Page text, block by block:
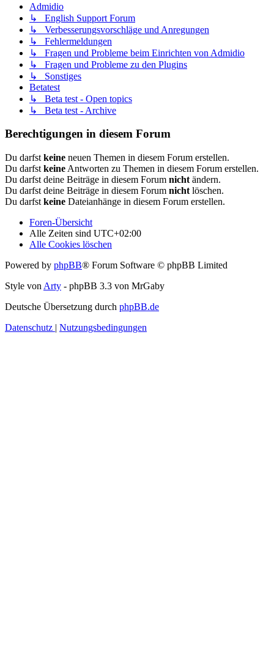
Admidio
↳ English Support Forum
↳ Verbesserungsvorschläge und Anregungen
↳ Fehlermeldungen
↳ Fragen und Probleme beim Einrichten von Admidio
↳ Fragen und Probleme zu den Plugins
↳ Sonstiges
Betatest
↳ Beta test - Open topics
↳ Beta test - Archive
Berechtigungen in diesem Forum
Du darfst keine neuen Themen in diesem Forum erstellen.
Du darfst keine Antworten zu Themen in diesem Forum erstellen.
Du darfst deine Beiträge in diesem Forum nicht ändern.
Du darfst deine Beiträge in diesem Forum nicht löschen.
Du darfst keine Dateianhänge in diesem Forum erstellen.
Foren-Übersicht
Alle Zeiten sind UTC+02:00
Alle Cookies löschen
Powered by phpBB® Forum Software © phpBB Limited
Style von Arty - phpBB 3.3 von MrGaby
Deutsche Übersetzung durch phpBB.de
Datenschutz | Nutzungsbedingungen